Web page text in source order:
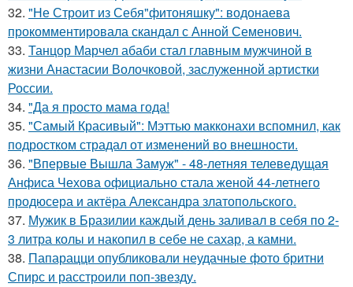
32. "Не Строит из Себя"фитоняшку": водонаева
прокомментировала скандал с Анной Семенович.
33. Танцор Марчел абаби стал главным мужчиной в
жизни Анастасии Волочковой, заслуженной артистки
России.
34. "Да я просто мама года!
35. "Самый Красивый": Мэттью макконахи вспомнил, как
подростком страдал от изменений во внешности.
36. "Впервые Вышла Замуж" - 48-летняя телеведущая
Анфиса Чехова официально стала женой 44-летнего
продюсера и актёра Александра златопольского.
37. Мужик в Бразилии каждый день заливал в себя по 2-
3 литра колы и накопил в себе не сахар, а камни.
38. Папарацци опубликовали неудачные фото бритни
Спирс и расстроили поп-звезду.